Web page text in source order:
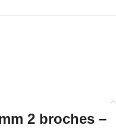
2 broches –